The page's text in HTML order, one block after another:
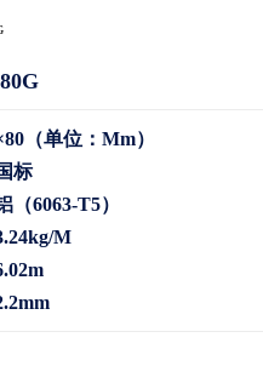
（单位：mm）
标
（6063-T5）
m